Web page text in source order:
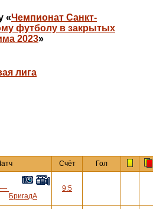
«Чемпионат Санкт-
футболу в закрытых
2023»
лига
Счёт Гол
—
БригадА
9:5